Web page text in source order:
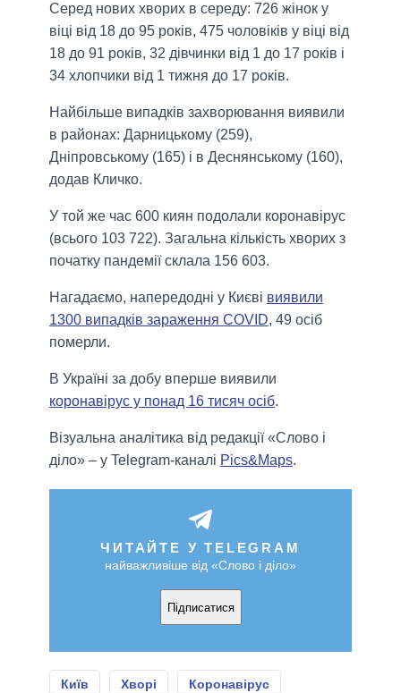
Серед нових хворих в середу: 726 жінок у
віці від 18 до 95 років, 475 чоловіків у віці від
18 до 91 років, 32 дівчинки від 1 до 17 років і
34 хлопчики від 1 тижня до 17 років.
Найбільше випадків захворювання виявили
в районах: Дарницькому (259),
Дніпровському (165) і в Деснянському (160),
додав Кличко.
У той же час 600 киян подолали коронавірус
(всього 103 722). Загальна кількість хворих з
початку пандемії склала 156 603.
Нагадаємо, напередодні у Києві виявили
1300 випадків зараження COVID, 49 осіб
померли.
В Україні за добу вперше виявили
коронавірус у понад 16 тисяч осіб.
Візуальна аналітика від редакції «Слово і
діло» – у Telegram-каналі Pics&Maps.
ЧИТАЙТЕ У TELEGRAM
найважливіше від «Слово і діло»
Підписатися
Київ Хворі Коронавірус